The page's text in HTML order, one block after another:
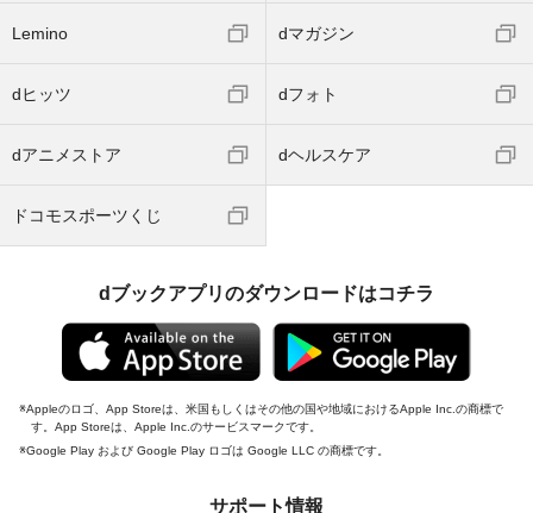
Lemino dマガジン
dヒッツ dフォト
dアニメストア dヘルスケア
ドコモスポーツくじ
dブックアプリのダウンロードはコチラ
Appleのロゴ、App Storeは、米国もしくはその他の国や地域におけるApple Inc.の商標で
す。App Storeは、Apple Inc.のサービスマークです。
Google Play および Google Play ロゴは Google LLC の商標です。
サポート情報